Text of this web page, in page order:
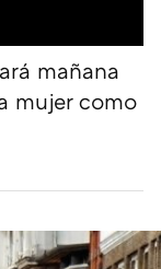
mañana
mujer como